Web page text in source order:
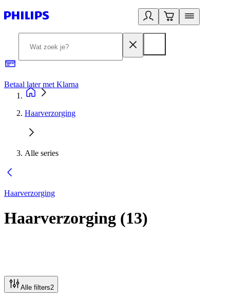
Betaal later met Klarna
Haarverzorging
Alle series
Haarverzorging
Haarverzorging (13)
Alle filters2